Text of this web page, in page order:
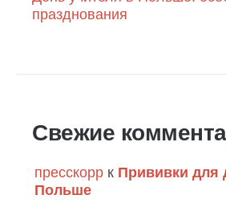
празднования
Свежие
пресскорр к Прививки для
Польше